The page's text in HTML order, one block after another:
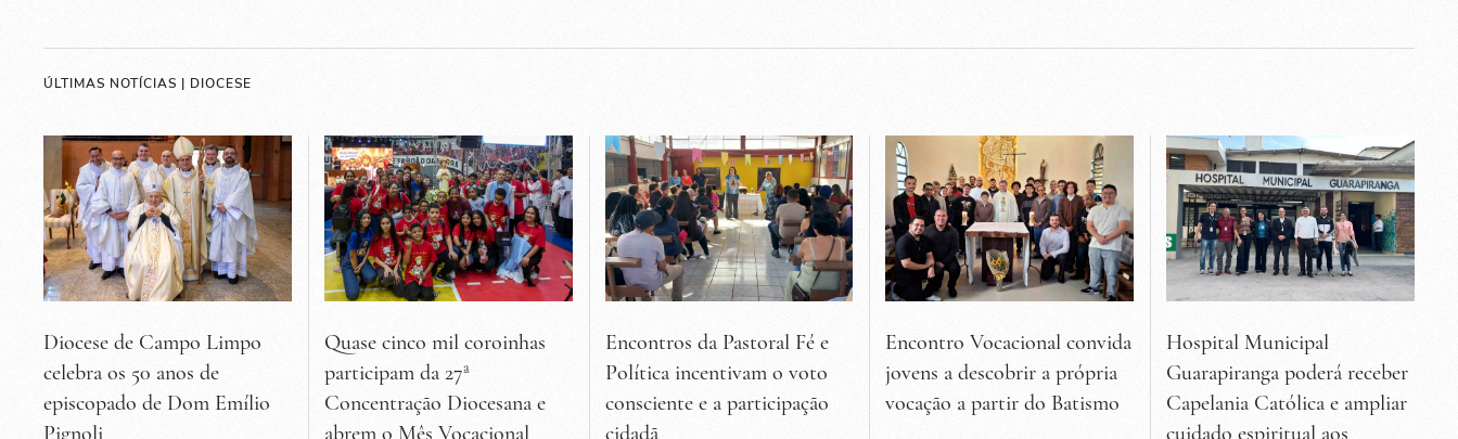
ÚLTIMAS NOTÍCIAS | DIOCESE
Diocese de Campo Limpo
celebra os 50 anos de
episcopado de Dom Emílio
Pignoli
Quase cinco mil coroinhas
participam da 27ª
Concentração Diocesana e
abrem o Mês Vocacional
Encontros da Pastoral Fé e
Política incentivam o voto
consciente e a participação
cidadã
Encontro Vocacional convida
jovens a descobrir a própria
vocação a partir do Batismo
Hospital Municipal
Guarapiranga poderá receber
Capelania Católica e ampliar
cuidado espiritual aos